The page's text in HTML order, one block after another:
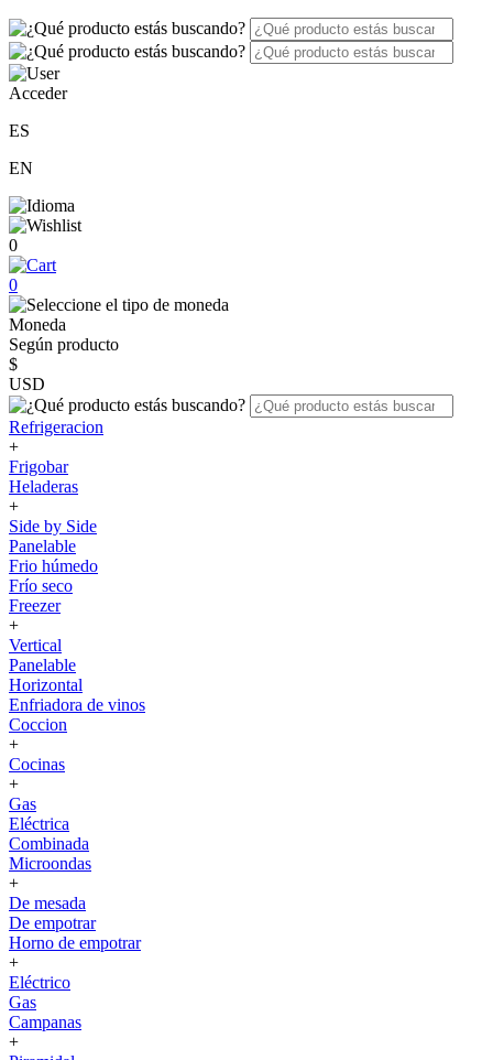
Acceder
ES
EN
0
0
Moneda
Según producto
$
USD
Refrigeracion
+
Frigobar
Heladeras
+
Side by Side
Panelable
Frio húmedo
Frío seco
Freezer
+
Vertical
Panelable
Horizontal
Enfriadora de vinos
Coccion
+
Cocinas
+
Gas
Eléctrica
Combinada
Microondas
+
De mesada
De empotrar
Horno de empotrar
+
Eléctrico
Gas
Campanas
+